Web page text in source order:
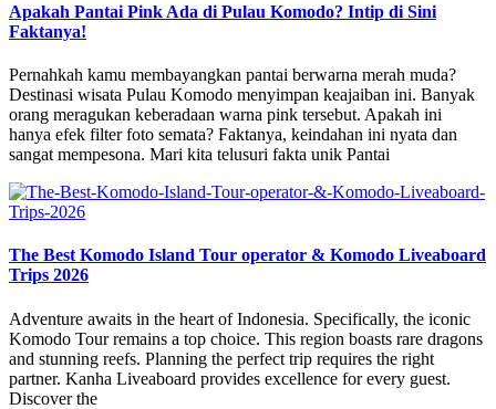
Apakah Pantai Pink Ada di Pulau Komodo? Intip di Sini
Faktanya!
Pernahkah kamu membayangkan pantai berwarna merah muda?
Destinasi wisata Pulau Komodo menyimpan keajaiban ini. Banyak
orang meragukan keberadaan warna pink tersebut. Apakah ini
hanya efek filter foto semata? Faktanya, keindahan ini nyata dan
sangat mempesona. Mari kita telusuri fakta unik Pantai
The Best Komodo Island Tour operator & Komodo Liveaboard
Trips 2026
Adventure awaits in the heart of Indonesia. Specifically, the iconic
Komodo Tour remains a top choice. This region boasts rare dragons
and stunning reefs. Planning the perfect trip requires the right
partner. Kanha Liveaboard provides excellence for every guest.
Discover the